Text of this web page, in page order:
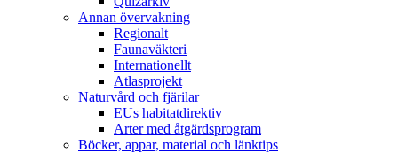
Annan övervakning
Regionalt
Faunaväkteri
Internationellt
Atlasprojekt
Naturvård och fjärilar
EUs habitatdirektiv
Arter med åtgärdsprogram
Böcker, appar, material och länktips